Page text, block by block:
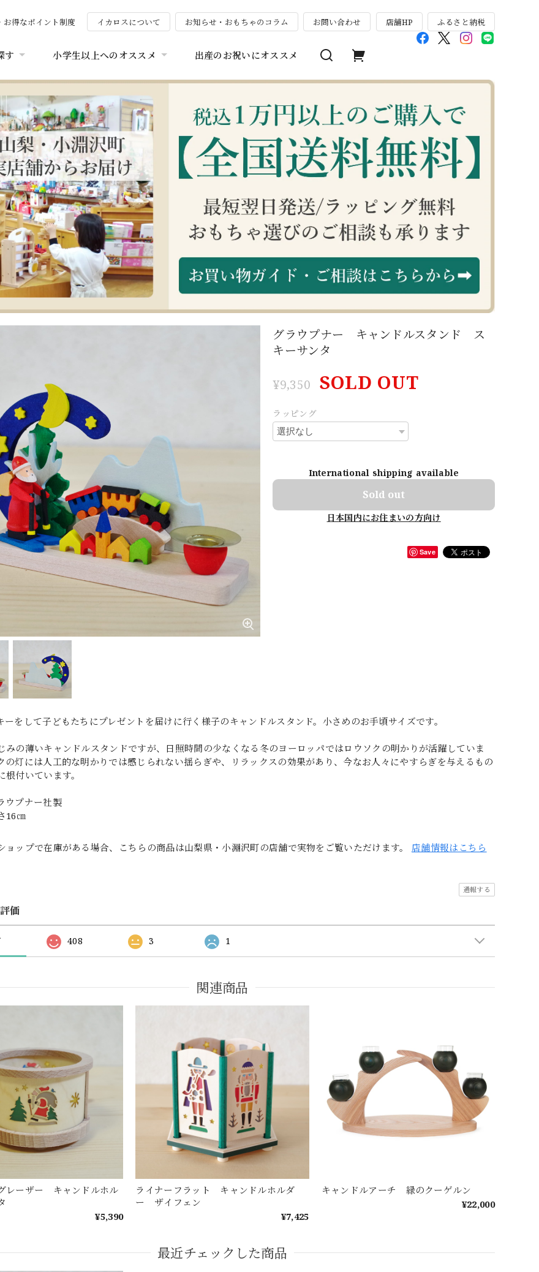
お得なポイント制度 イカロスについて お知らせ・おもちゃのコラム お問い合わせ 店舗HP ふるさと納税
す 小学生以上へのオススメ 出産のお祝いにオススメ
グラウプナー キャンドルスタンド ス
キーサンタ
¥9,350 SOLD OUT
ラッピング
International shipping available
Sold out
日本国内にお住まいの方向け
Save
ーをして子どもたちにプレゼントを届けに行く様子のキャンドルスタンド。小さめのお手頃サイズです。
みの薄いキャンドルスタンドですが、日照時間の少なくなる冬のヨーロッパではロウソクの明かりが活躍していま
の灯には人工的な明かりでは感じられない揺らぎや、リラックスの効果があり、今なお人々にやすらぎを与えるもの
根付いています。
ウプナー社製
16㎝
ョップで在庫がある場合、こちらの商品は山梨県・小淵沢町の店舗で実物をご覧いただけます。 店舗情報はこちら
通報する
価
408 3 1
関連商品
レーザー キャンドルホル
¥5,390
ライナーフラット キャンドルホルダ
ー ザイフェン
¥7,425
キャンドルアーチ 緑のクーゲルン
¥22,000
最近チェックした商品